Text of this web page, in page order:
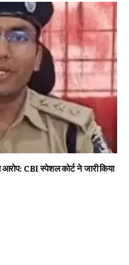
CBI स्पेशल कोर्ट ने जारी किया